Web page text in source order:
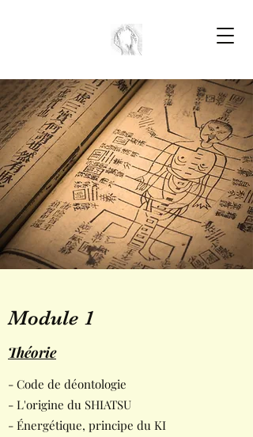
Module 1
Théorie
- Code de déontologie
- L'origine du SHIATSU
- Énergétique, principe du KI